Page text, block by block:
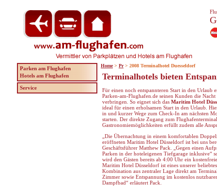
Terminalhotels bieten
Für einen noch entspannteren Start in den Urlaub
Parken-am-Flughafen.de seinen Kunden die
verbringen. So eignet sich das Maritim Hotel
ideal für einen erholsamen Start in den Urlaub.
in und kurzer Wege zum Check-In am nächsten
starten. Der direkte Zugang zum
Gastronomiemöglichkeiten erfüllt zudem alle
„Die Übernachtung in einem komfortablen
eröffneten Maritim Hotel Düsseldorf ist bei uns
Geschäftsführer Matthew Pack. „Gegen einen
Parken in der hoteleigenen Tiefgarage inklusive“
wird den Gästen bereits ab 4:00 Uhr ein
Maritim Hotel Düsseldorf ist eines unserer
Kombination aus zentraler Lage direkt am
Zimmer sowie Entspannung im kostenlos
Dampfbad“ erläutert Pack.
Parken am Flughafen
Hotels am Flughafen
Service
Home > Pr > 2008 Terminalhotel Duesseldorf